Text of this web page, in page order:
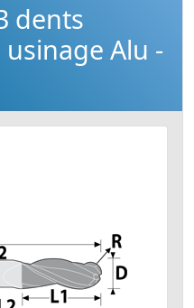
dents
Alu -